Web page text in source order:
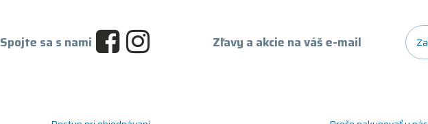
Spojte sa s nami Zľavy a akcie na váš e-mail